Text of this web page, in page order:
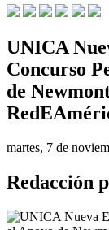
UNICA
Concurso
de
martes, 7 de
Redacción